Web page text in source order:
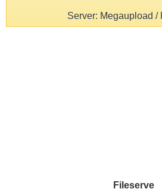
Server: Megaupload /
Fileserve